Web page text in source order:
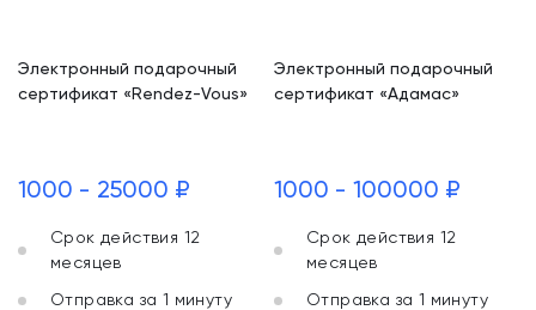
Электронный подарочный
сертификат «Rendez-Vous»
1000 - 25000 ₽
Срок действия 12
месяцев
Отправка за 1 минуту
Электронный подарочный
сертификат «Адамас»
1000 - 100000 ₽
Срок действия 12
месяцев
Отправка за 1 минуту